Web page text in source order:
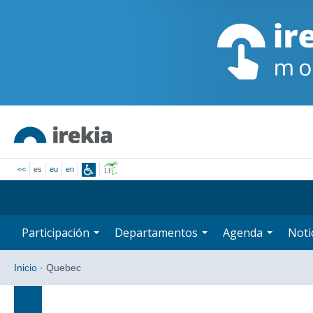
<< es eu en
Participación Departamentos Agenda
Inicio · Quebec